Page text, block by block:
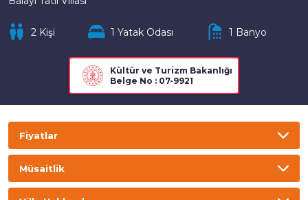
2 Kişi 1 Yatak Odası 1 Banyo
Kültür ve Turizm Bakanlığı
Belge No : 07-9921
Fiyatlar
Gecelik Haftalık
Müsaitlik